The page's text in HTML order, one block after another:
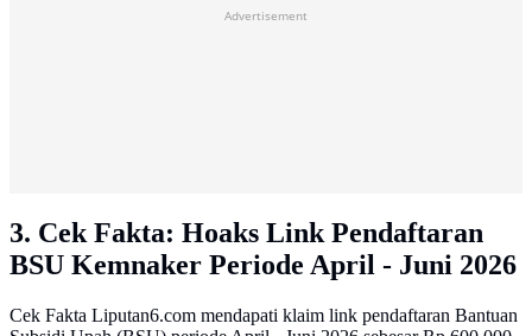
Advertisement
3. Cek Fakta: Hoaks Link Pendaftaran
BSU Kemnaker Periode April - Juni 2026
Cek Fakta Liputan6.com mendapati klaim link pendaftaran Bantuan